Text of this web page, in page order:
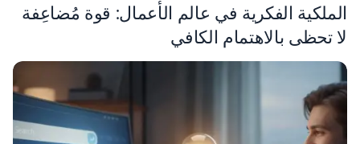
الملكية الفكرية في عالم الأعمال: قوة مُضاعِفة
لا تحظى بالاهتمام الكافي